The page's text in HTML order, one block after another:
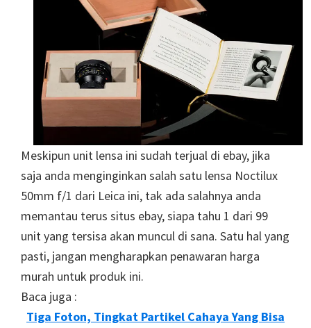
Meskipun unit lensa ini sudah terjual di ebay, jika
saja anda menginginkan salah satu lensa Noctilux
50mm f/1 dari Leica ini, tak ada salahnya anda
memantau terus situs ebay, siapa tahu 1 dari 99
unit yang tersisa akan muncul di sana. Satu hal yang
pasti, jangan mengharapkan penawaran harga
murah untuk produk ini.
Baca juga :
Tiga Foton, Tingkat Partikel Cahaya Yang Bisa